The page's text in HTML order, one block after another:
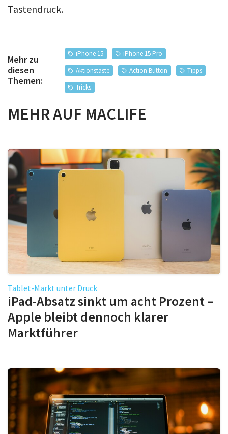
Tastendruck.
Mehr zu
diesen
Themen:
iPhone 15
iPhone 15 Pro
Aktionstaste
Action Button
Tipps
Tricks
MEHR AUF MACLIFE
Tablet-Markt unter Druck
iPad-Absatz sinkt um acht Prozent –
Apple bleibt dennoch klarer
Marktführer